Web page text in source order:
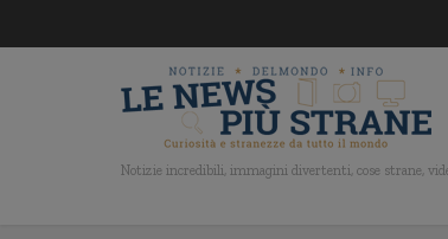
Notizie incredibili, immagini divertenti, cose strane,